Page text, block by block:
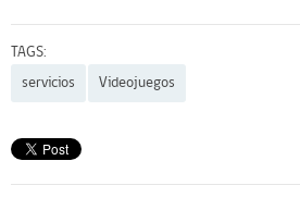
TAGS:
servicios
Videojuegos